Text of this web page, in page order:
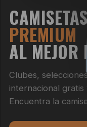
PREMIUM
AL MEJOR
Clubes,
internacional
Encuentra la